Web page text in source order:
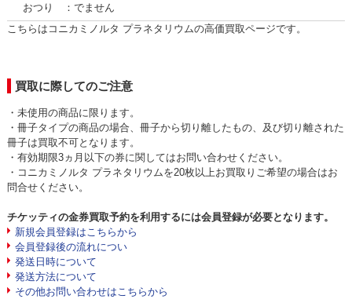
おつり ：でません
こちらはコニカミノルタ プラネタリウムの高価買取ページです。
買取に際してのご注意
・未使用の商品に限ります。
・冊子タイプの商品の場合、冊子から切り離したもの、及び切り離された
冊子は買取不可となります。
・有効期限3ヵ月以下の券に関してはお問い合わせください。
・コニカミノルタ プラネタリウムを20枚以上お買取りご希望の場合はお
問合せください。
チケッティの金券買取予約を利用するには会員登録が必要となります。
新規会員登録はこちらから
会員登録後の流れについ
発送日時について
発送方法について
その他お問い合わせはこちらから